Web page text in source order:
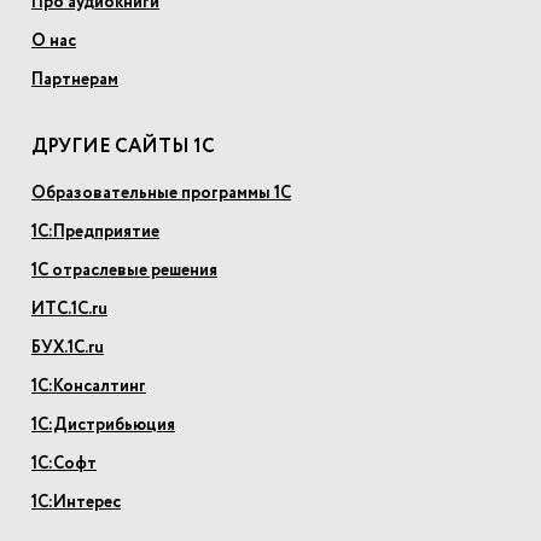
О нас
Партнерам
ДРУГИЕ САЙТЫ 1С
Образовательные программы 1С
1С:Предприятие
1С отраслевые решения
ИТС.1С.ru
БУХ.1С.ru
1С:Консалтинг
1С:Дистрибьюция
1С:Софт
1С:Интерес